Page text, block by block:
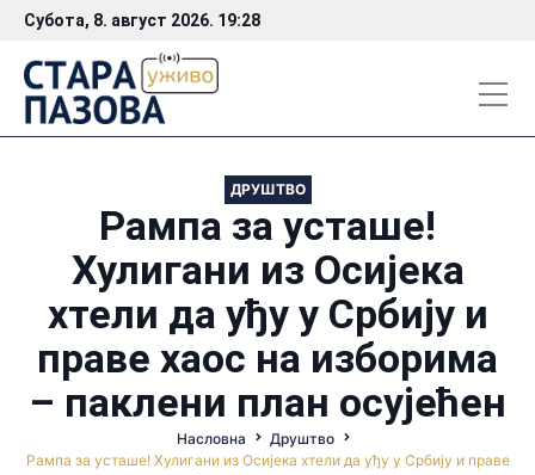
Субота, 8. август 2026. 19:28
ДРУШТВО
Рампа за усташе!
Хулигани из Осијека
хтели да уђу у Србију и
праве хаос на изборима
– паклени план осујећен
Насловна
Друштво
Рампа за усташе! Хулигани из Осијека хтели да уђу у Србију и праве